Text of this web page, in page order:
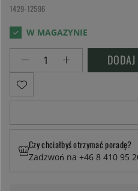
1429-12596
Czy chciałbyś otrzymać poradę?
Zadzwoń na +46 8 410 95